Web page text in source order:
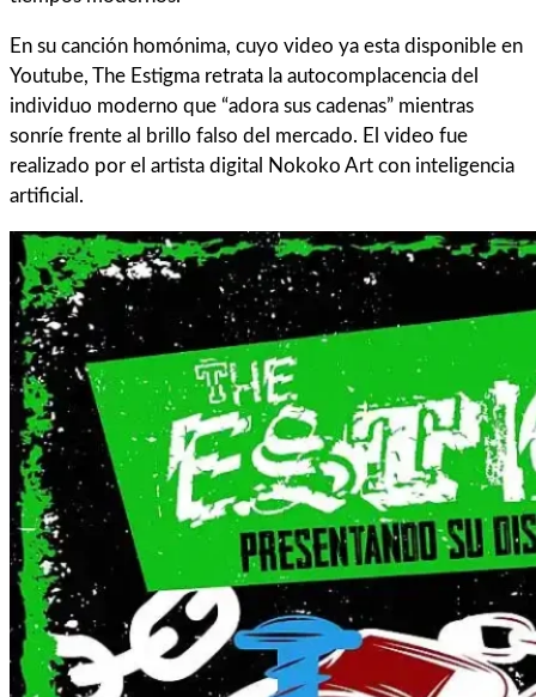
En su canción homónima, cuyo video ya esta disponible en
Youtube, The Estigma retrata la autocomplacencia del
individuo moderno que “adora sus cadenas” mientras
sonríe frente al brillo falso del mercado. El video fue
realizado por el artista digital Nokoko Art con inteligencia
artificial.